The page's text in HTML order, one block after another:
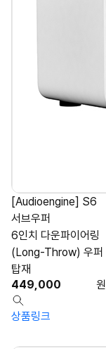
[Audioengine] S6
서브우퍼
6인치 다운파이어링
(Long-Throw) 우퍼
탑재
449,000
원
상품링크